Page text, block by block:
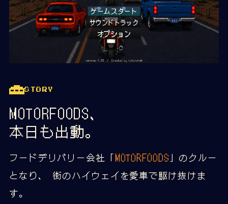
STORY
MOTORFOODS、
本日も出動。
フードデリバリー会社「MOTORFOODS 」のクルー
となり、 街のハイウェイを愛車で駆け抜けま
す。